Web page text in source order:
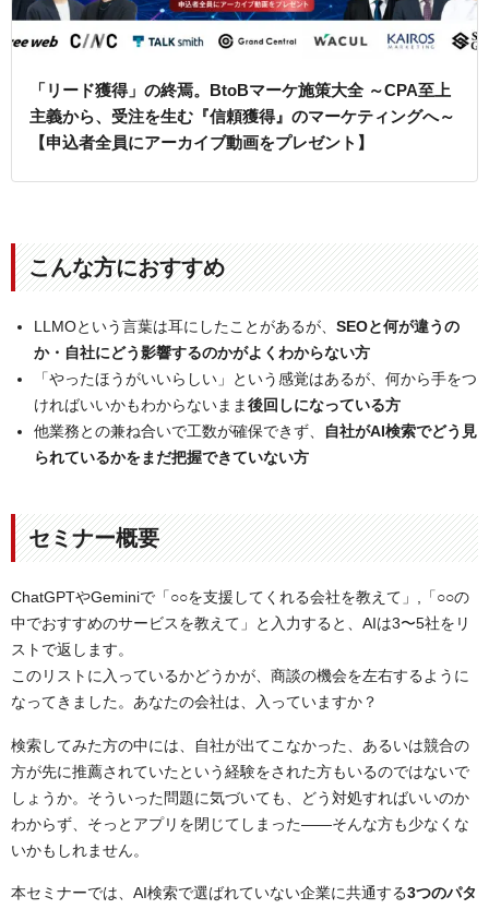
「リード獲得」の終焉。BtoBマーケ施策大全 ～CPA至上
主義から、受注を生む『信頼獲得』のマーケティングへ～
【申込者全員にアーカイブ動画をプレゼント】
こんな方におすすめ
LLMOという言葉は耳にしたことがあるが、 SEOと何が違うの
か・自社にどう影響するのかがよくわからない方
「やったほうがいいらしい」という感覚はあるが、何から手をつ
ければいいかもわからないまま後回しになっている方
他業務との兼ね合いで工数が確保できず、
自社がAI検索でどう見
られているかをまだ把握できていない方
セミナー概要
ChatGPTやGeminiで「○○を支援してくれる会社を教えて」,「○○の
中でおすすめのサービスを教えて」と入力すると、AIは3〜5社をリ
ストで返します。
このリストに入っているかどうかが、商談の機会を左右するように
なってきました。あなたの会社は、入っていますか？
検索してみた方の中には、自社が出てこなかった、あるいは競合の
方が先に推薦されていたという経験をされた方もいるのではないで
しょうか。そういった問題に気づいても、どう対処すればいいのか
わからず、そっとアプリを閉じてしまった——そんな方も少なくな
いかもしれません。
本セミナーでは、AI検索で選ばれていない企業に共通する3つのパタ